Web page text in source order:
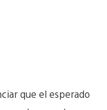
que el esperado